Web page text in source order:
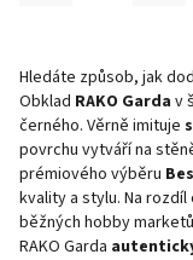
Hledáte způsob, jak
Obklad RAKO Garda v
černého. Věrně imituje
povrchu vytváří na
prémiového výběru
kvality a stylu. Na
běžných hobby
RAKO Garda